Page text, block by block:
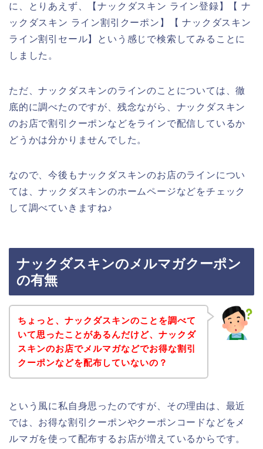
に、とりあえず、【ナックダスキン ライン登録】【 ナ
ックダスキン ライン割引クーポン】【 ナックダスキン
ライン割引セール】という感じで検索してみることに
しました。
ただ、ナックダスキンのラインのことについては、徹
底的に調べたのですが、残念ながら、ナックダスキン
のお店で割引クーポンなどをラインで配信しているか
どうかは分かりませんでした。
なので、今後もナックダスキンのお店のラインについ
ては、ナックダスキンのホームページなどをチェック
して調べていきますね♪
ナックダスキンのメルマガクーポン
の有無
ちょっと、ナックダスキンのことを調べて
いて思ったことがあるんだけど、ナックダ
スキンのお店でメルマガなどでお得な割引
クーポンなどを配布していないの？
という風に私自身思ったのですが、その理由は、最近
では、お得な割引クーポンやクーポンコードなどをメ
ルマガを使って配布するお店が増えているからです。